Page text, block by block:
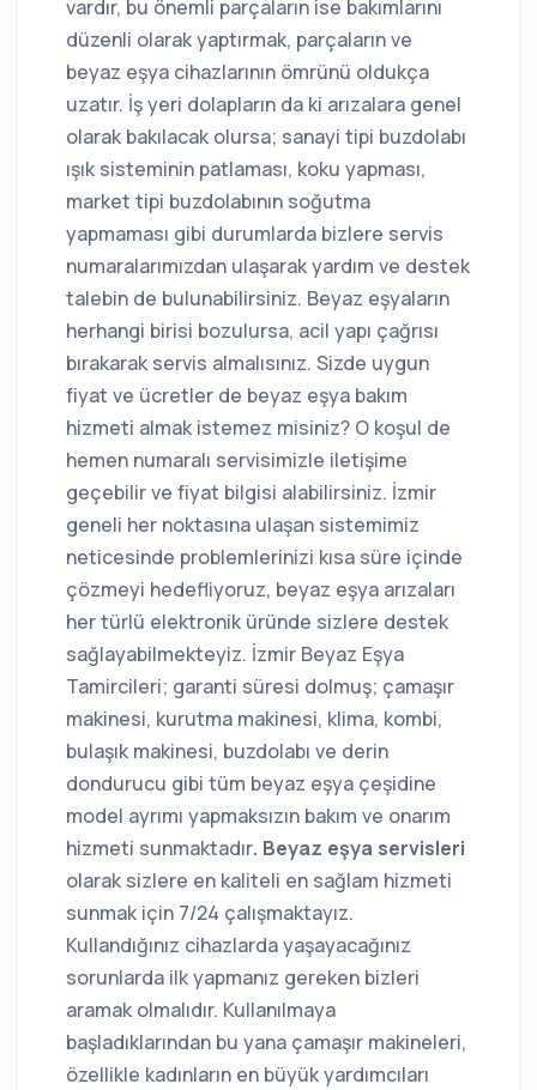
vardır, bu önemli parçaların ise bakımlarını
düzenli olarak yaptırmak, parçaların ve
beyaz eşya cihazlarının ömrünü oldukça
uzatır. İş yeri dolapların da ki arızalara genel
olarak bakılacak olursa; sanayi tipi buzdolabı
ışık sisteminin patlaması, koku yapması,
market tipi buzdolabının soğutma
yapmaması gibi durumlarda bizlere servis
numaralarımızdan ulaşarak yardım ve destek
talebin de bulunabilirsiniz. Beyaz eşyaların
herhangi birisi bozulursa, acil yapı çağrısı
bırakarak servis almalısınız. Sizde uygun
fiyat ve ücretler de beyaz eşya bakım
hizmeti almak istemez misiniz? O koşul de
hemen numaralı servisimizle iletişime
geçebilir ve fiyat bilgisi alabilirsiniz. İzmir
geneli her noktasına ulaşan sistemimiz
neticesinde problemlerinizi kısa süre içinde
çözmeyi hedefliyoruz, beyaz eşya arızaları
her türlü elektronik üründe sizlere destek
sağlayabilmekteyiz. İzmir Beyaz Eşya
Tamircileri; garanti süresi dolmuş; çamaşır
makinesi, kurutma makinesi, klima, kombi,
bulaşık makinesi, buzdolabı ve derin
dondurucu gibi tüm beyaz eşya çeşidine
model ayrımı yapmaksızın bakım ve onarım
hizmeti sunmaktadır. Beyaz eşya servisleri
olarak sizlere en kaliteli en sağlam hizmeti
sunmak için 7/24 çalışmaktayız.
Kullandığınız cihazlarda yaşayacağınız
sorunlarda ilk yapmanız gereken bizleri
aramak olmalıdır. Kullanılmaya
başladıklarından bu yana çamaşır makineleri,
özellikle kadınların en büyük yardımcıları